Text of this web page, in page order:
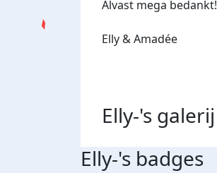
Alvast mega bedankt!
Elly & Amadée
Elly-'s galerij
Elly-'s badges